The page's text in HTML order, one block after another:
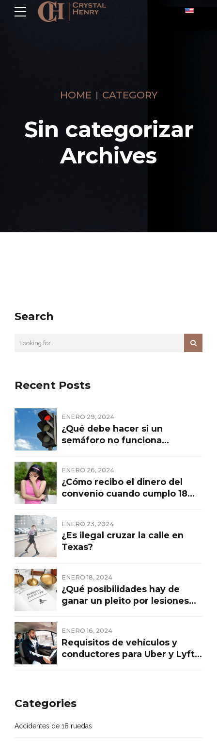
HOME CATEGORY
Sin categorizar
Archives
Search
Recent Posts
ENERO 29, 2024
¿Qué debe hacer si un
semáforo no funciona
ENERO 26, 2024
¿Cómo recibo el dinero del
convenio cuando cumplo 18
ENERO 23, 2024
¿Es ilegal cruzar la calle en
Texas?
ENERO 18, 2024
¿Qué posibilidades hay de
ganar un pleito por lesiones
ENERO 16, 2024
Requisitos de vehículos y
conductores para Uber y Lyft
Categories
Accidentes de 18 ruedas